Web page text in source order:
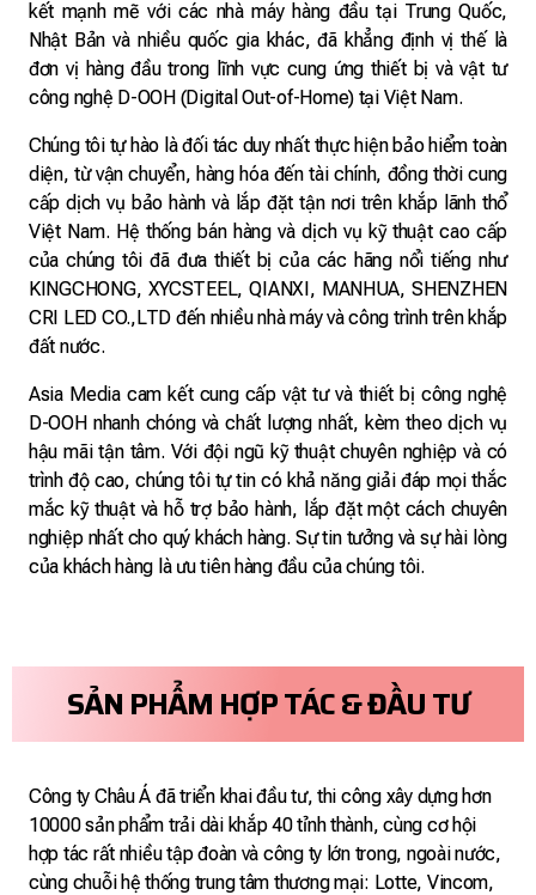
kết mạnh mẽ với các nhà máy hàng đầu tại Trung Quốc,
Nhật Bản và nhiều quốc gia khác, đã khẳng định vị thế là
đơn vị hàng đầu trong lĩnh vực cung ứng thiết bị và vật tư
công nghệ D-OOH (Digital Out-of-Home) tại Việt Nam.
Chúng tôi tự hào là đối tác duy nhất thực hiện bảo hiểm toàn
diện, từ vận chuyển, hàng hóa đến tài chính, đồng thời cung
cấp dịch vụ bảo hành và lắp đặt tận nơi trên khắp lãnh thổ
Việt Nam. Hệ thống bán hàng và dịch vụ kỹ thuật cao cấp
của chúng tôi đã đưa thiết bị của các hãng nổi tiếng như
KINGCHONG, XYCSTEEL, QIANXI, MANHUA, SHENZHEN
CRI LED CO.,LTD đến nhiều nhà máy và công trình trên khắp
đất nước.
Asia Media cam kết cung cấp vật tư và thiết bị công nghệ
D-OOH nhanh chóng và chất lượng nhất, kèm theo dịch vụ
hậu mãi tận tâm. Với đội ngũ kỹ thuật chuyên nghiệp và có
trình độ cao, chúng tôi tự tin có khả năng giải đáp mọi thắc
mắc kỹ thuật và hỗ trợ bảo hành, lắp đặt một cách chuyên
nghiệp nhất cho quý khách hàng. Sự tin tưởng và sự hài lòng
của khách hàng là ưu tiên hàng đầu của chúng tôi.
SẢN PHẨM HỢP TÁC & ĐẦU TƯ
Công ty Châu Á đã triển khai đầu tư, thi công xây dựng hơn
10000 sản phẩm trải dài khắp 40 tỉnh thành, cùng cơ hội
hợp tác rất nhiều tập đoàn và công ty lớn trong, ngoài nước,
cùng chuỗi hệ thống trung tâm thương mại: Lotte, Vincom,